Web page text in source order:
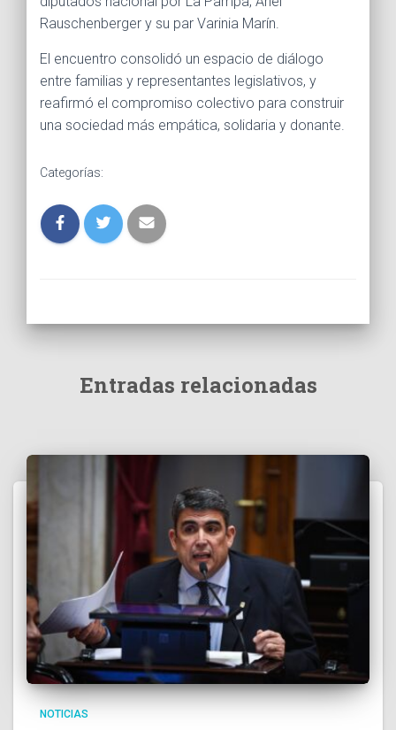
Rauschenberger y su par Varinia Marín.
El encuentro consolidó un espacio de diálogo
entre familias y representantes legislativos, y
reafirmó el compromiso colectivo para construir
una sociedad más empática, solidaria y donante.
Categorías:
Entradas relacionadas
NOTICIAS